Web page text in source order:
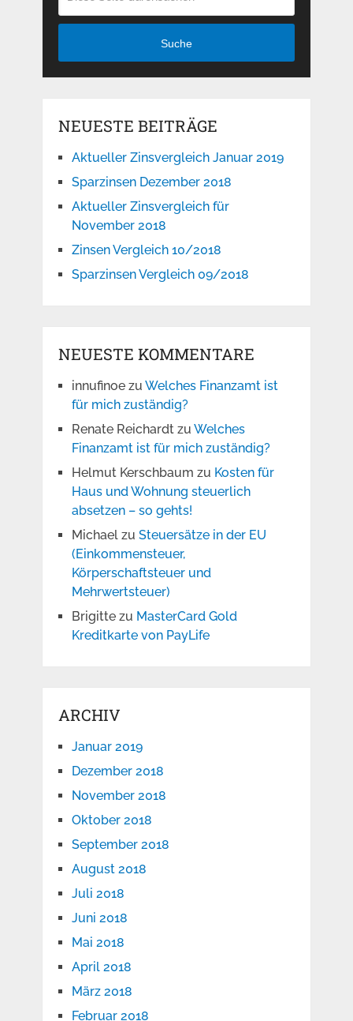
Suche
NEUESTE BEITRÄGE
Aktueller Zinsvergleich Januar 2019
Sparzinsen Dezember 2018
Aktueller Zinsvergleich für
November 2018
Zinsen Vergleich 10/2018
Sparzinsen Vergleich 09/2018
NEUESTE KOMMENTARE
innufinoezu Welches Finanzamt ist
für mich zuständig?
Renate Reichardtzu Welches
Finanzamt ist für mich zuständig?
Helmut Kerschbaum zu Kosten für
Haus und Wohnung steuerlich
absetzen – so gehts!
Michaelzu Steuersätze in der EU
(Einkommensteuer,
Körperschaftsteuer und
Mehrwertsteuer)
Brigittezu MasterCard Gold
Kreditkarte von PayLife
ARCHIV
Januar 2019
Dezember 2018
November 2018
Oktober 2018
September 2018
August 2018
Juli 2018
Juni 2018
Mai 2018
April 2018
März 2018
Februar 2018